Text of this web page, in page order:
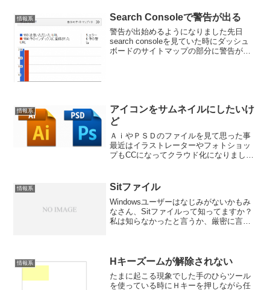
情報系 Search Consoleで警告が出る
警告が出始めるようになりました先日
search consoleを見ていた時にダッシュ
ボードのサイトマップの部分に警告が出
情報系
アイコンをサムネイルにしたいけ
ど
ＡｉやＰＳＤのファイルを見て思った事
最近はイラストレーターやフォトショッ
プもCCになってクラウド化になりました
用者がいると思います。Windows版のCS
を利用してい...
情報系 Sitファイル
Windowsユーザーはなじみがないかもみ
なさん、Sitファイルって知ってますか？
私は知らなかったと言うか、厳密に言う
言うと...
情報系 Hキーズームが解除されない
たまに起こる現象でした手のひらツール
を使っている時にＨキーを押しながら任